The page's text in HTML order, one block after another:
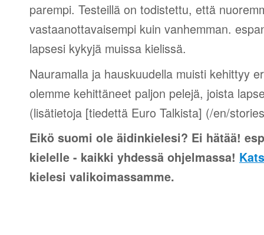
parempi. Testeillä on todistettu, että
vastaanottavaisempi kuin vanhemman.
lapsesi kykyjä muissa kielissä.
Nauramalla ja hauskuudella muisti kehittyy
olemme kehittäneet paljon pelejä, joista
(lisätietoja [tiedettä Euro Talkista] (/en/
Eikö suomi ole äidinkielesi? Ei hätää!
kielelle - kaikki yhdessä ohjelmassa!
kielesi valikoimassamme.